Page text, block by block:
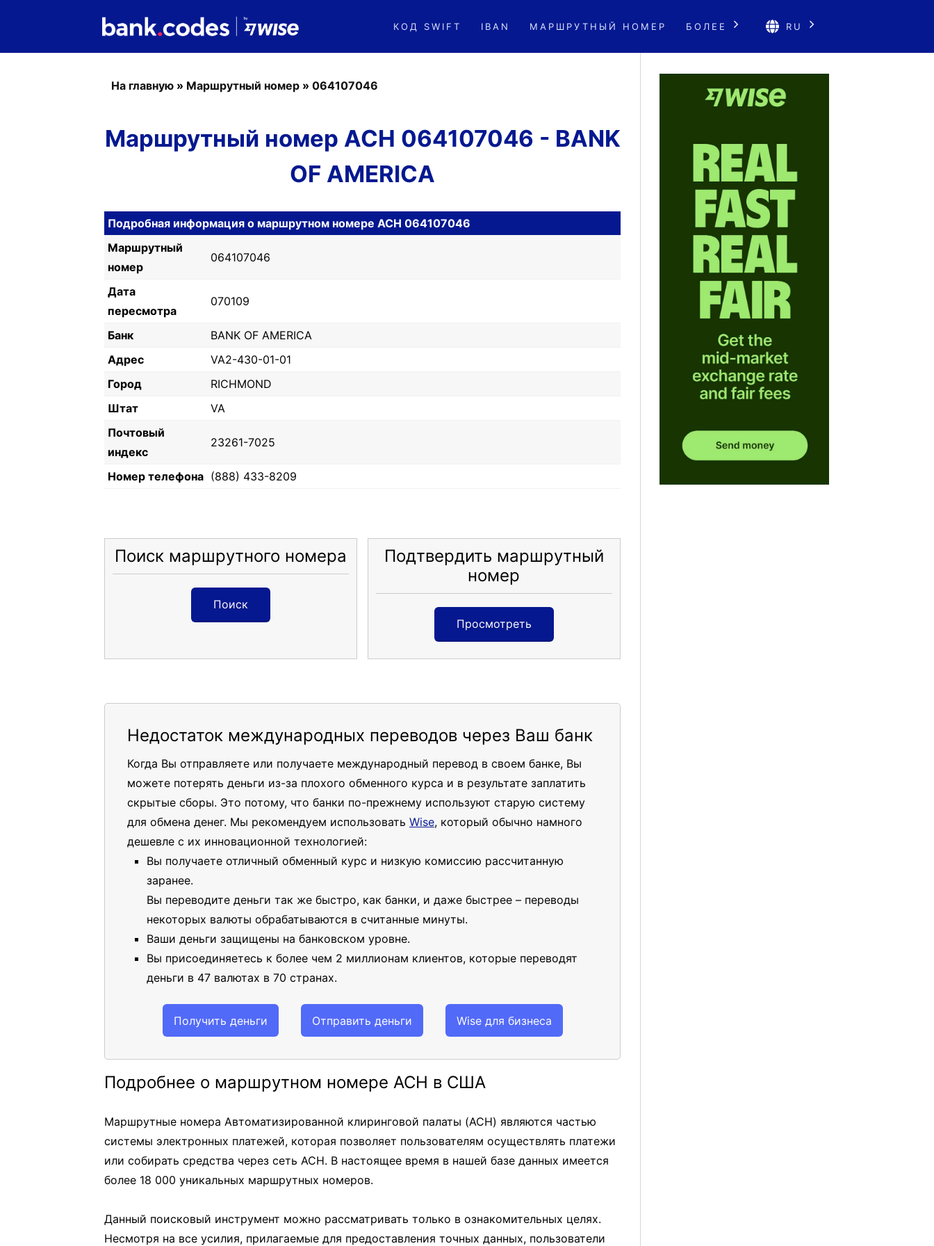
КОД SWIFT IBAN МАРШРУТНЫЙ НОМЕР БОЛЕЕ RU
На главную » Маршрутный номер » 064107046
Маршрутный номер ACH 064107046 - BANK
OF AMERICA
Подробная информация о маршрутном номере ACH 064107046
Маршрутный
номер
064107046
Дата
пересмотра
070109
Банк
BANK OF AMERICA
Адрес
VA2-430-01-01
Город
RICHMOND
Штат
VA
Почтовый
индекс
23261-7025
Номер телефона (888) 433-8209
Поиск маршрутного номера
Поиск
Подтвердить маршрутный
номер
Просмотреть
Недостаток международных переводов через Ваш банк
Когда Вы отправляете или получаете международный перевод в своем банке, Вы
можете потерять деньги из-за плохого обменного курса и в результате заплатить
скрытые сборы. Это потому, что банки по-прежнему используют старую систему
для обмена денег. Мы рекомендуем использовать Wise, который обычно намного
дешевле с их инновационной технологией:
Вы получаете отличный обменный курс и низкую комиссию рассчитанную
заранее.
Вы переводите деньги так же быстро, как банки, и даже быстрее – переводы
некоторых валюты обрабатываются в считанные минуты.
Ваши деньги защищены на банковском уровне.
Вы присоединяетесь к более чем 2 миллионам клиентов, которые переводят
деньги в 47 валютах в 70 странах.
Получить деньги Отправить деньги Wise для бизнеса
Подробнее о маршрутном номере ACH в США
Маршрутные номера Автоматизированной клиринговой палаты (ACH) являются частью
системы электронных платежей, которая позволяет пользователям осуществлять платежи
или собирать средства через сеть ACH. В настоящее время в нашей базе данных имеется
более 18 000 уникальных маршрутных номеров.
Данный поисковый инструмент можно рассматривать только в ознакомительных целях.
Несмотря на все усилия, прилагаемые для предоставления точных данных, пользователи